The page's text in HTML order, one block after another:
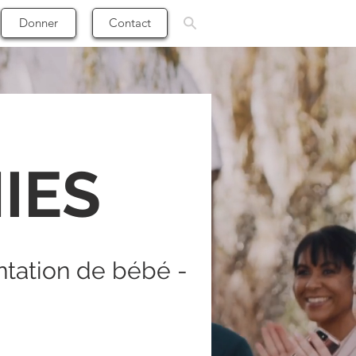
Donner Contact
de bébé -